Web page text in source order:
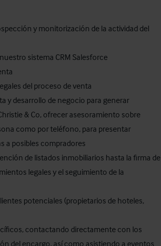
y monitorización de la actividad del
sistema CRM Salesforce
del proceso de venta
y desarrollo de negocio para generar
& Co, ofrecer asesoramiento sobre
como por teléfono, para presentar
a posibles compradores
de listados inmobiliarios hasta la firma de
legales y el seguimiento de la
potenciales (propietarios de hoteles,
contactando directamente con los
del encargo, así como asistiendo a eventos